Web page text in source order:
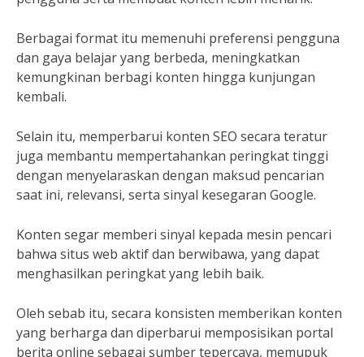
Berbagai format itu memenuhi preferensi pengguna
dan gaya belajar yang berbeda, meningkatkan
kemungkinan berbagi konten hingga kunjungan
kembali.
Selain itu, memperbarui konten SEO secara teratur
juga membantu mempertahankan peringkat tinggi
dengan menyelaraskan dengan maksud pencarian
saat ini, relevansi, serta sinyal kesegaran Google.
Konten segar memberi sinyal kepada mesin pencari
bahwa situs web aktif dan berwibawa, yang dapat
menghasilkan peringkat yang lebih baik.
Oleh sebab itu, secara konsisten memberikan konten
yang berharga dan diperbarui memposisikan portal
berita online sebagai sumber tepercaya, memupuk